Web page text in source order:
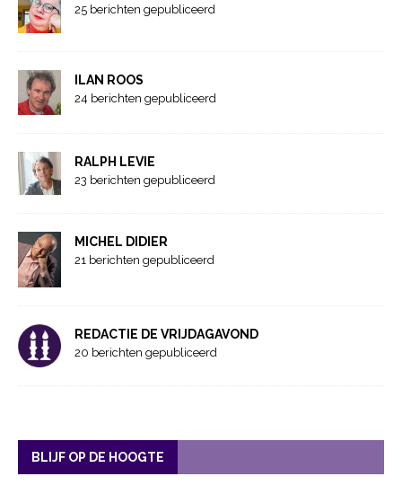
25 berichten gepubliceerd
ILAN ROOS
24 berichten gepubliceerd
RALPH LEVIE
23 berichten gepubliceerd
MICHEL DIDIER
21 berichten gepubliceerd
REDACTIE DE VRIJDAGAVOND
20 berichten gepubliceerd
BLIJF OP DE HOOGTE